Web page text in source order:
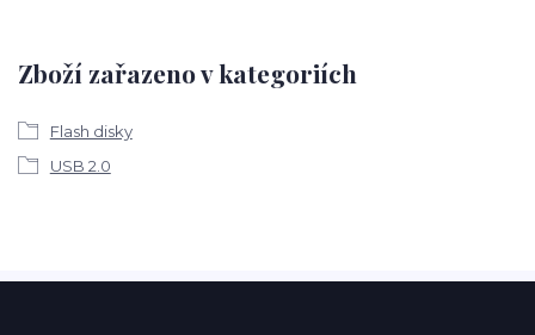
Zboží zařazeno v kategoriích
Flash disky
USB 2.0